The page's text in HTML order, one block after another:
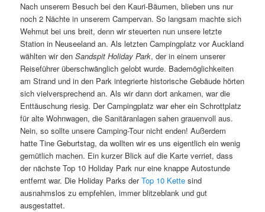
Nach unserem Besuch bei den Kauri-Bäumen, blieben uns nur
noch 2 Nächte in unserem Campervan. So langsam machte sich
Wehmut bei uns breit, denn wir steuerten nun unsere letzte
Station in Neuseeland an. Als letzten Campingplatz vor Auckland
wählten wir denSandspit Holiday Park, der in einem unserer
Reiseführer überschwänglich gelobt wurde. Bademöglichkeiten
am Strand und in den Park integrierte historische Gebäude hörten
sich vielversprechend an. Als wir dann dort ankamen, war die
Enttäuschung riesig. Der Campingplatz war eher ein Schrottplatz
für alte Wohnwagen, die Sanitäranlagen sahen grauenvoll aus.
Nein, so sollte unsere Camping-Tour nicht enden! Außerdem
hatte Tine Geburtstag, da wollten wir es uns eigentlich ein wenig
gemütlich machen. Ein kurzer Blick auf die Karte verriet, dass
der nächste Top 10 Holiday Park nur eine knappe Autostunde
entfernt war. Die Holiday Parks derTop 10 Kette sind
ausnahmslos zu empfehlen, immer blitzeblank und gut
ausgestattet.